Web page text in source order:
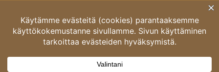
Rondon toimitus
Opastinsilta 6A 00520 Helsinki
Asiakaspalvelu: puh. 03 4246 5318
asiakaspalvelu@rondo.fi
Ota meihin yhteyttä:toimitus@rondo.fi